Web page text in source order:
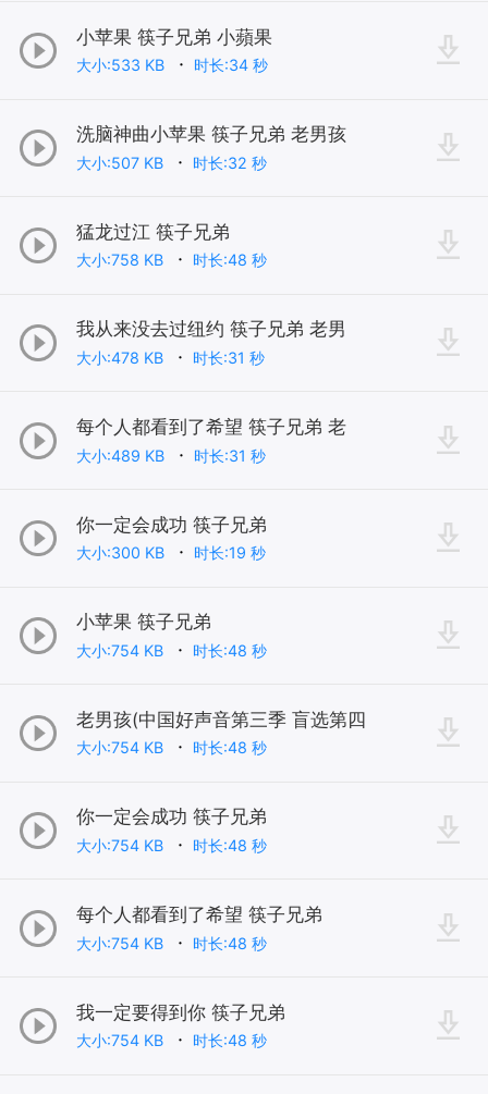
小苹果 筷子兄弟 小蘋果
大小:533 KB 时长:34 秒
洗脑神曲小苹果 筷子兄弟 老男孩
大小:507 KB 时长:32 秒
猛龙过江 筷子兄弟
大小:758 KB 时长:48 秒
我从来没去过纽约 筷子兄弟 老男
大小:478 KB 时长:31 秒
每个人都看到了希望 筷子兄弟 老
大小:489 KB 时长:31 秒
你一定会成功 筷子兄弟
大小:300 KB 时长:19 秒
小苹果 筷子兄弟
大小:754 KB 时长:48 秒
老男孩(中国好声音第三季 盲选第四
大小:754 KB 时长:48 秒
你一定会成功 筷子兄弟
大小:754 KB 时长:48 秒
每个人都看到了希望 筷子兄弟
大小:754 KB 时长:48 秒
我一定要得到你 筷子兄弟
大小:754 KB 时长:48 秒